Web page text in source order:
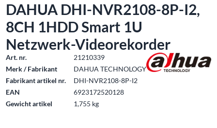
DAHUA DHI-NVR2108-8P-I2,
8CH 1HDD Smart 1U
Netzwerk-Videorekorder
Art. nr.
21210339
Merk / Fabrikant
DAHUA TECHNOLOGY
Fabrikant artikel nr.
DHI-NVR2108-8P-I2
EAN
6923172520128
Gewicht artikel
1,755 kg